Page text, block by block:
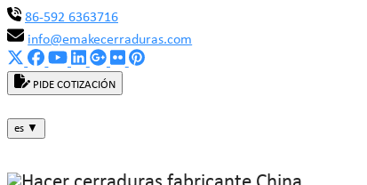
86-592 6363716
info@emakecerraduras.com
PIDE COTIZACIÓN
es ▼